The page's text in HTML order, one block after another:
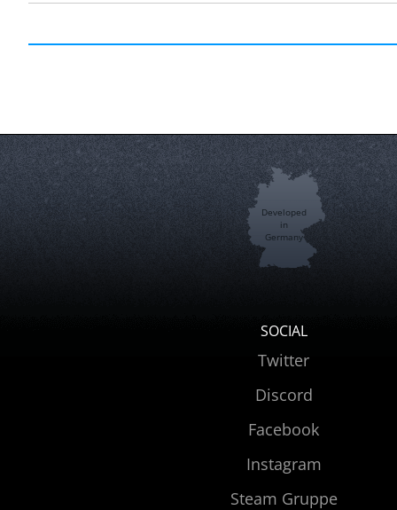
Developed
in
Germany
SOCIAL
Twitter
Discord
Facebook
Instagram
Steam Gruppe